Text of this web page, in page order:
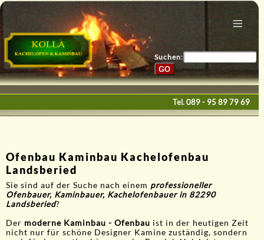
Menu
Bau & Design
Galerie
Service
Suchen:
Tel.089 - 95 89 79 69
Ofenbau Kaminbau Kachelofenbau
Landsberied
Sie sind auf der Suche nach einem professioneller
Ofenbauer, Kaminbauer, Kachelofenbauer in 82290
Landsberied?
Der moderne Kaminbau - Ofenbau ist in der heutigen Zeit
nicht nur für schöne Designer Kamine zuständig, sondern